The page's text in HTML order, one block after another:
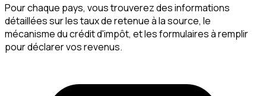
Pour chaque pays, vous trouverez des informations
détaillées sur les taux de retenue à la source, le
mécanisme du crédit d'impôt, et les formulaires à remplir
pour déclarer vos revenus.